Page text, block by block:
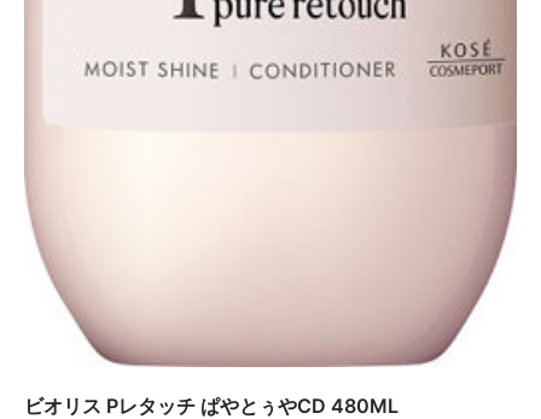
ビオリス Pレタッチ ぱやとぅやCD 480ML